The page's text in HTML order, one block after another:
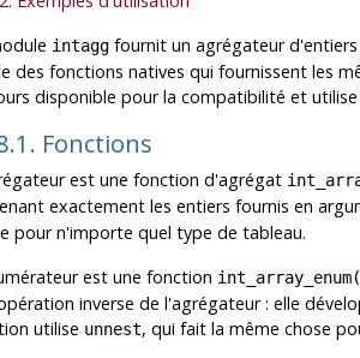
intaggfournit un agrégateur
des fonctions natives qui fournissent les
disponible pour la compatibilité et
Fonctions
est une fonction d'agrégat
exactement les entiers fournis en
pour n'importe quel type de tableau.
est une fonction
inverse de l'agrégateur : elle
utilise unnest, qui fait la même chose